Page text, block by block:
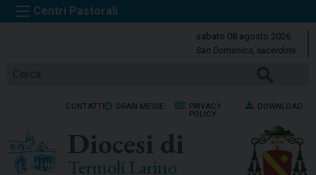
k
sabato 08 agosto 2026
San Domenico, sacerdote
CONTATTI ORARI MESSE
PRIVACY
POLICY
DOWNLOAD
Diocesi di
Termoli Larino